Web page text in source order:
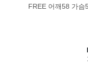
FREE 어깨58 가